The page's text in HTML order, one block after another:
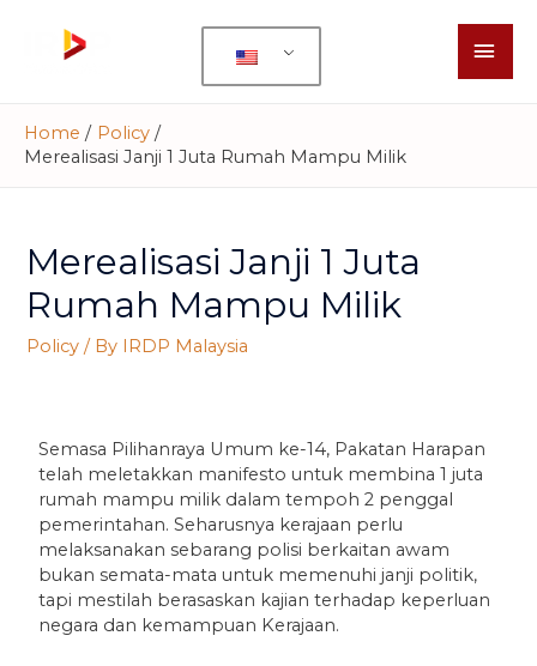
Home
Policy
Merealisasi Janji 1 Juta Rumah Mampu Milik
Merealisasi Janji 1 Juta
Rumah Mampu Milik
Policy / By IRDP Malaysia
Semasa Pilihanraya Umum ke-14, Pakatan Harapan
telah meletakkan manifesto untuk membina 1 juta
rumah mampu milik dalam tempoh 2 penggal
pemerintahan. Seharusnya kerajaan perlu
melaksanakan sebarang polisi berkaitan awam
bukan semata-mata untuk memenuhi janji politik,
tapi mestilah berasaskan kajian terhadap keperluan
negara dan kemampuan Kerajaan.